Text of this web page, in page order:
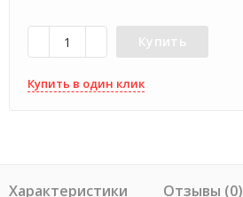
Купить
Купить в один клик
Характеристики Отзывы (0)